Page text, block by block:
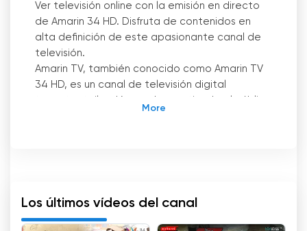
Ver televisión online con la emisión en directo
de Amarin 34 HD. Disfruta de contenidos en
alta definición de este apasionante canal de
televisión.
Amarin TV, también conocido como Amarin TV
34 HD, es un canal de televisión digital
convierte en una opción popular para los
Los últimos vídeos del canal